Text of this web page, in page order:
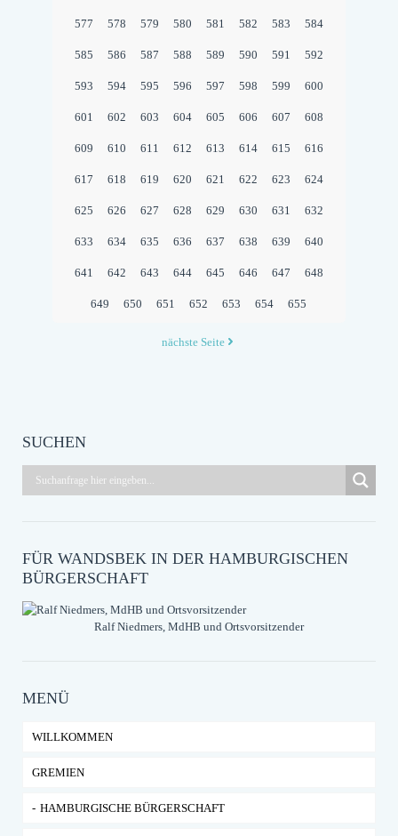
577 578 579 580 581 582 583 584
585 586 587 588 589 590 591 592
593 594 595 596 597 598 599 600
601 602 603 604 605 606 607 608
609 610 611 612 613 614 615 616
617 618 619 620 621 622 623 624
625 626 627 628 629 630 631 632
633 634 635 636 637 638 639 640
641 642 643 644 645 646 647 648
649 650 651 652 653 654 655
nächste Seite
SUCHEN
FÜR WANDSBEK IN DER HAMBURGISCHEN
BÜRGERSCHAFT
Ralf Niedmers, MdHB und Ortsvorsitzender
MENÜ
WILLKOMMEN
GREMIEN
HAMBURGISCHE BÜRGERSCHAFT